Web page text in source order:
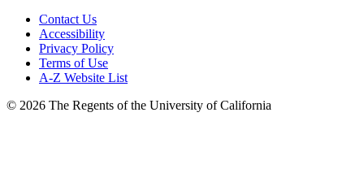
Contact Us
Accessibility
Privacy Policy
Terms of Use
A-Z Website List
© 2026 The Regents of the University of California